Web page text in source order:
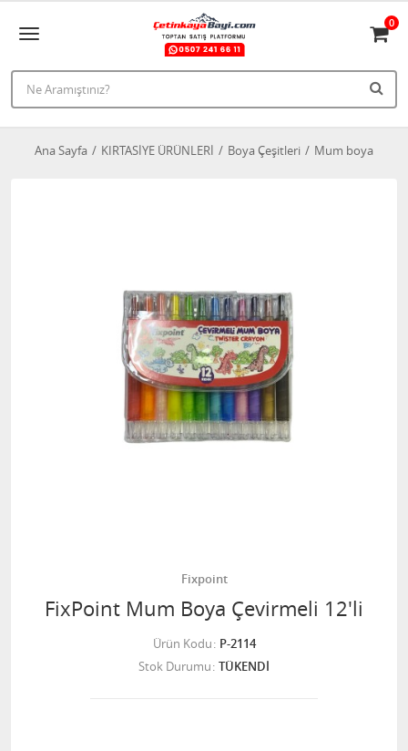
0
Ana Sayfa KIRTASİYE ÜRÜNLERİ Boya Çeşitleri Mum boya
Fixpoint
FixPoint Mum Boya Çevirmeli 12'li
Ürün Kodu P-2114
Stok Durumu TÜKENDİ